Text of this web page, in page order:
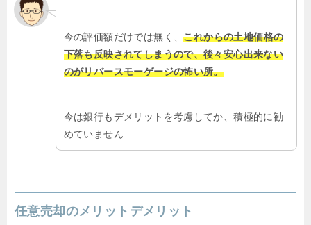
今の評価額だけでは無く、これからの土地価格の
下落も反映されてしまうので、後々安心出来ない
のがリバースモーゲージの怖い所。
今は銀行もデメリットを考慮してか、積極的に勧
めていません
任意売却のメリットデメリット